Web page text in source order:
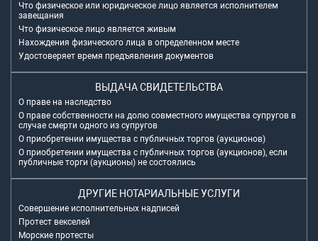
Что физическое или юридическое лицо является исполнителем
завещания
Что физическое лицо является живым
Нахождения физического лица в определенном месте
Удостоверяет время предъявления документов
ВЫДАЧА СВИДЕТЕЛЬСТВА
О праве на наследство
О праве собственности на долю совместного имущества супругов в
случае смерти одного из супругов
О приобретении имущества с публичных торгов (аукционов)
О приобретении имущества с публичных торгов (аукционов), если
публичные торги (аукционы) не состоялись
ДРУГИЕ НОТАРИАЛЬНЫЕ УСЛУГИ
Совершение исполнительных надписей
Протест векселей
Морские протесты